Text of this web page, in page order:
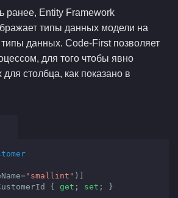
ранее, Entity Framework
типы данных модели на
данных. Code-First позволяет
для того чтобы явно
для столбца, как показано в
"smallint" )]
{ get ; set ; }